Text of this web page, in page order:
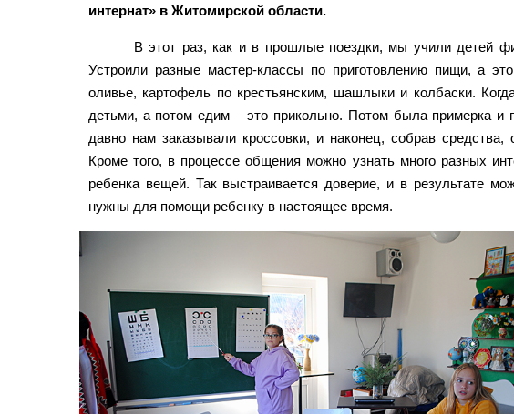
интернат» в Житомирской области.
В этот раз, как и в прошлые поездки, мы учили детей
Устроили разные мастер-классы по приготовлению пищи, а
оливье, картофель по крестьянским, шашлыки и колбаски.
детьми, а потом едим – это прикольно. Потом была примерка и
давно нам заказывали кроссовки, и наконец, собрав средства,
Кроме того, в процессе общения можно узнать много разных
ребенка вещей. Так выстраивается доверие, и в результате
нужны для помощи ребенку в настоящее время.